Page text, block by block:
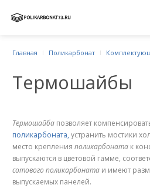
Главная Поликарбонат
Термошайбы
Термошайба позволяет
поликарбоната, устранить мостики
место крепления поликарбоната к
выпускаются в цветовой гамме,
сотового поликарбоната и имеют
выпускаемых панелей.